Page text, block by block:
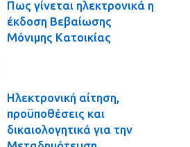
Πως γίνεται ηλεκτρονικά η
έκδοση Βεβαίωσης
Μόνιμης Κατοικίας
Ηλεκτρονική αίτηση,
προϋποθέσεις και
δικαιολογητικά για την